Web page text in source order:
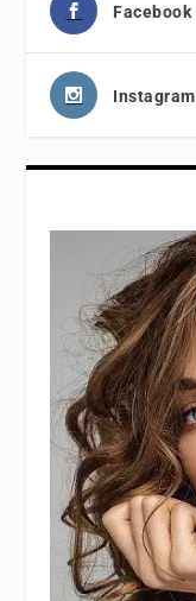
Facebook
Instagram